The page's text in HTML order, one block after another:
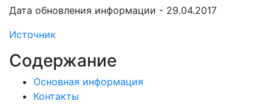
Дата обновления информации - 29.04.2017
Источник
Содержание
Основная информация
Контакты